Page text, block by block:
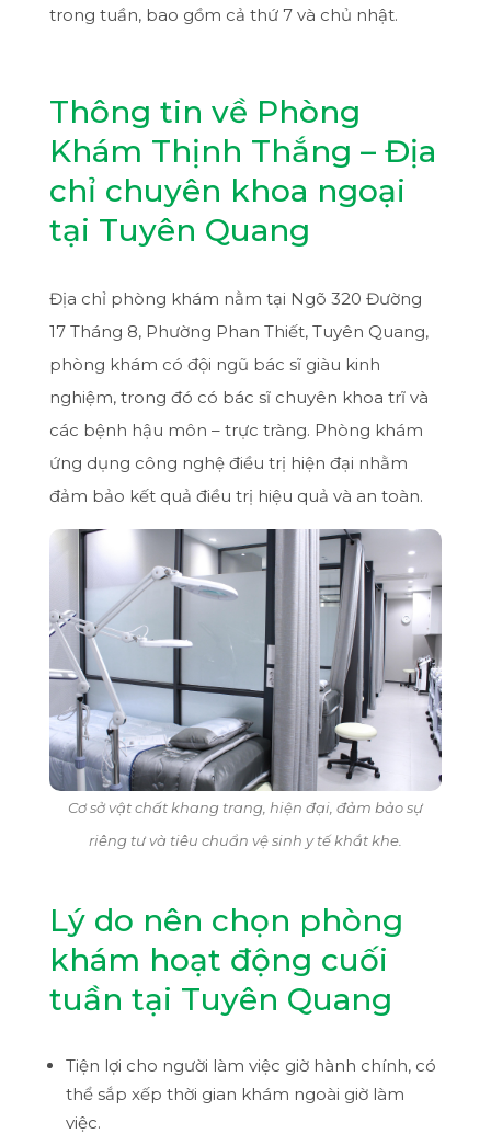
trong tuần, bao gồm cả thứ 7 và chủ nhật.
Thông tin về Phòng
Khám Thịnh Thắng – Địa
chỉ chuyên khoa ngoại
tại Tuyên Quang
Địa chỉ phòng khám nằm tại Ngõ 320 Đường
17 Tháng 8, Phường Phan Thiết, Tuyên Quang,
phòng khám có đội ngũ bác sĩ giàu kinh
nghiệm, trong đó có bác sĩ chuyên khoa trĩ và
các bệnh hậu môn – trực tràng. Phòng khám
ứng dụng công nghệ điều trị hiện đại nhằm
đảm bảo kết quả điều trị hiệu quả và an toàn.
Cơ sở vật chất khang trang, hiện đại, đảm bảo sự
riêng tư và tiêu chuẩn vệ sinh y tế khắt khe.
Lý do nên chọn phòng
khám hoạt động cuối
tuần tại Tuyên Quang
Tiện lợi cho người làm việc giờ hành chính, có
thể sắp xếp thời gian khám ngoài giờ làm
việc.